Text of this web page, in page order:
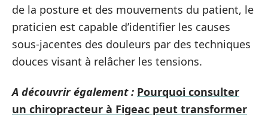
de la posture et des mouvements du patient, le
praticien est capable d’identifier les causes
sous-jacentes des douleurs par des techniques
douces visant à relâcher les tensions.
A découvrir également : Pourquoi consulter
un chiropracteur à Figeac peut transformer